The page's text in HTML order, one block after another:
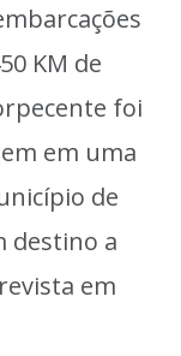
KM de
foi
em uma
de
destino a
em